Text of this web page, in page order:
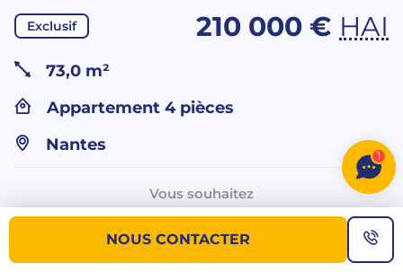
Exclusif 210 000 € HAI
73,0 m²
Appartement 4 pièces
Nantes
Vous souhaitez
plus d’informations sur ce bien ?
NOUS CONTACTER
NOUS CONTACTER
1